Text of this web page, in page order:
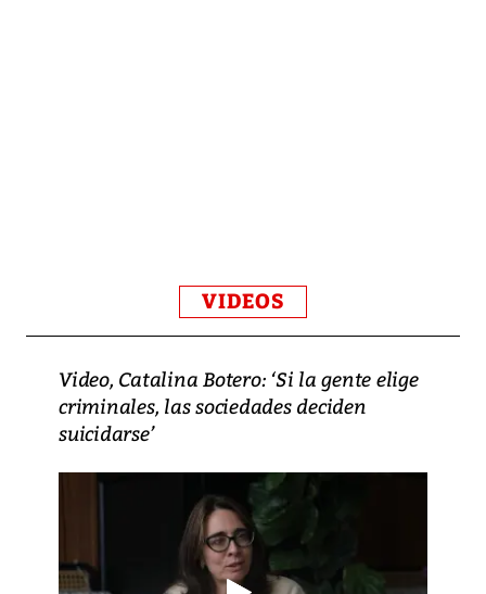
VIDEOS
Video, Catalina Botero: ‘Si la gente elige
criminales, las sociedades deciden
suicidarse’